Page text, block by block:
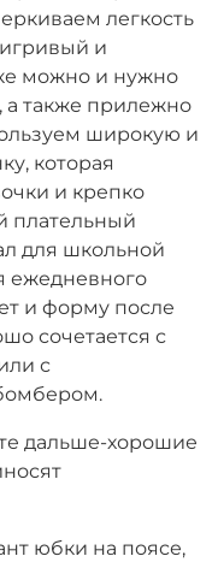
легкость
и
можно и нужно
а также прилежно
широкую и
которая
и крепко
плательный
для школьной
ежедневного
и форму после
сочетается с
с
дальше-хорошие
юбки на поясе,